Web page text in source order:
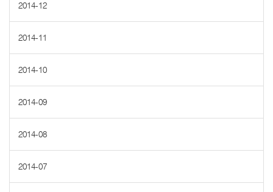
2014-12
2014-11
2014-10
2014-09
2014-08
2014-07